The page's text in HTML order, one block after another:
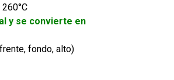
y se convierte en
fondo, alto)